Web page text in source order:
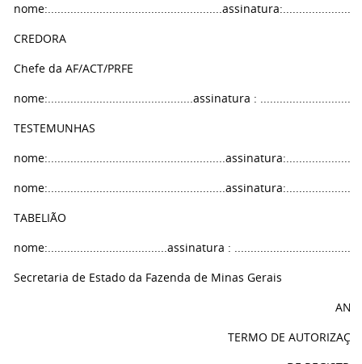
CREDORA
Chefe da AF/ACT/PRFE
nome:.............................................assinatura :
TESTEMUNHAS
TABELIÃO
nome:.....................................assinatura :
Secretaria de Estado da Fazenda de Minas Gerais
TERMO DE